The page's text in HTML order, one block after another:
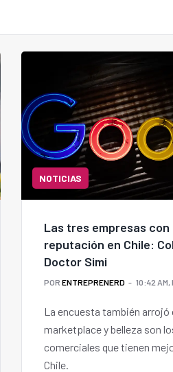
NOTICIAS
Las tres empresas con
reputación en Chile:
Doctor Simi
POR ENTREPRENERD 10:42 AM,
La encuesta también arrojó
marketplace y belleza son
comerciales que tienen
Chile.